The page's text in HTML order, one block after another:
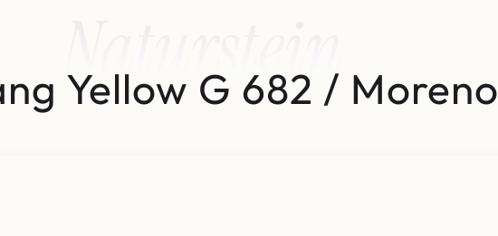
Naturstein
Yellow G 682 / Moreno